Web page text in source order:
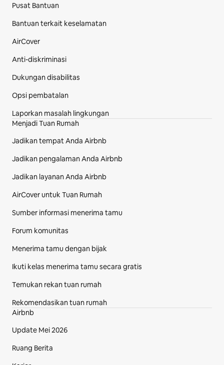
Pusat Bantuan
Bantuan terkait keselamatan
AirCover
Anti-diskriminasi
Dukungan disabilitas
Opsi pembatalan
Laporkan masalah lingkungan
Menjadi Tuan Rumah
Jadikan tempat Anda Airbnb
Jadikan pengalaman Anda Airbnb
Jadikan layanan Anda Airbnb
AirCover untuk Tuan Rumah
Sumber informasi menerima tamu
Forum komunitas
Menerima tamu dengan bijak
Ikuti kelas menerima tamu secara gratis
Temukan rekan tuan rumah
Rekomendasikan tuan rumah
Airbnb
Update Mei 2026
Ruang Berita